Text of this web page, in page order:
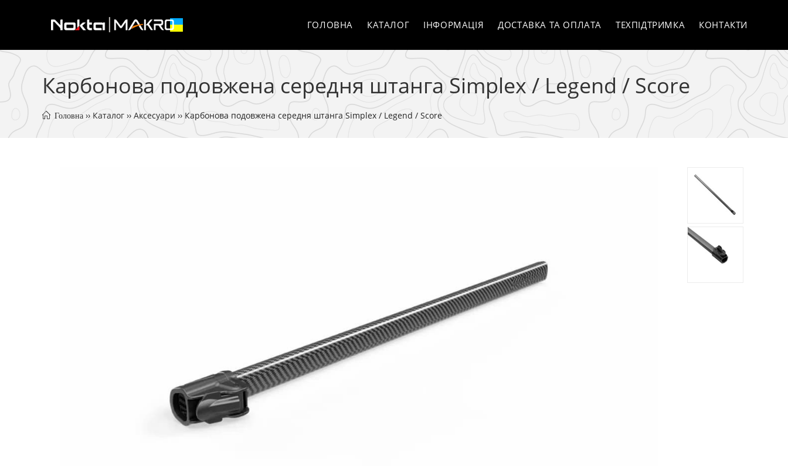
ГОЛОВНА КАТАЛОГ ІНФОРМАЦІЯ ДОСТАВКА ТА ОПЛАТА ТЕХПІДТРИМКА КОНТАКТИ
Карбонова подовжена середня штанга Simplex / Legend / Score
Головна ›› Каталог ›› Аксесуари ›› Карбонова подовжена середня штанга Simplex / Legend / Score